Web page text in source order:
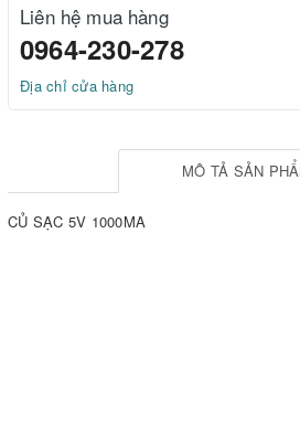
Liên hệ mua hàng
0964-230-278
Địa chỉ cửa hàng
MÔ TẢ SẢN
CỦ SẠC 5V 1000MA